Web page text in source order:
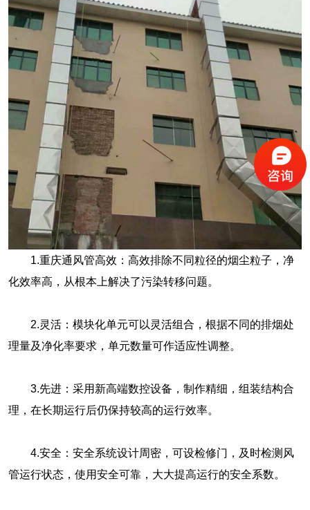
1.重庆通风管高效：高效排除不同粒径的烟尘粒子，净
化效率高，从根本上解决了污染转移问题。
2.灵活：模块化单元可以灵活组合，根据不同的排烟处
理量及净化率要求，单元数量可作适应性调整。
3.先进：采用新高端数控设备，制作精细，组装结构合
理，在长期运行后仍保持较高的运行效率。
4.安全：安全系统设计周密，可设检修门，及时检测风
管运行状态，使用安全可靠，大大提高运行的安全系数。